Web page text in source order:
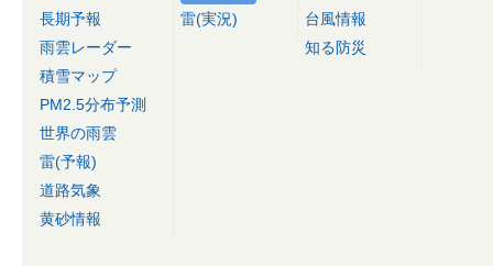
長期予報
雨雲レーダー
積雪マップ
PM2.5分布予測
世界の雨雲
雷(予報)
道路気象
黄砂情報
雷(実況)
台風情報
知る防災